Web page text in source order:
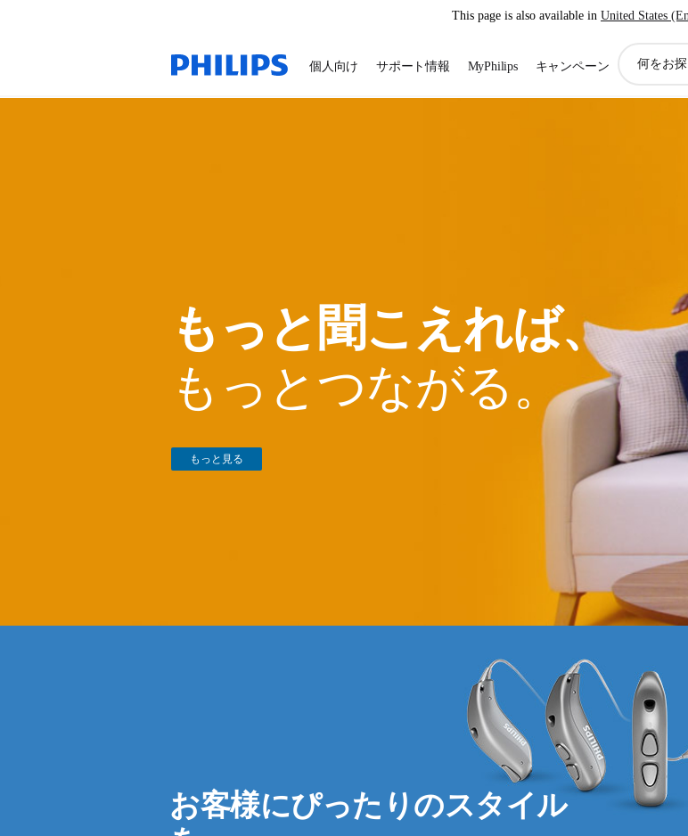
This page is also available in United States
個人向け サポート情報 MyPhilips キャンペーン
もっと聞こえれば、
もっとつながる。
もっと見る
お客様にぴったりのスタイル